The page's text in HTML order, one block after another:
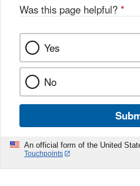
Was this page helpful? *
Yes
No
An official form of the United
Touchpoints